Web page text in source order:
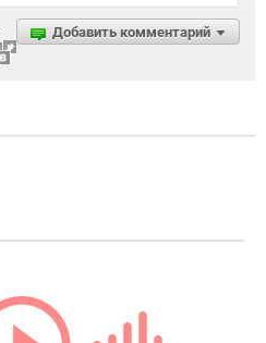
Добавить комментарий